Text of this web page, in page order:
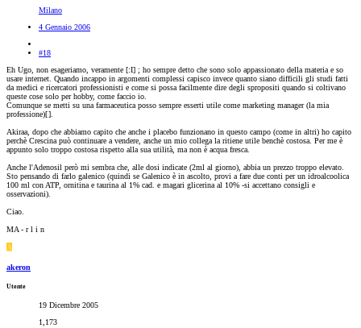
Milano
4 Gennaio 2006
#18
Eh Ugo, non esageriamo, veramente [:I] ; ho sempre detto che sono solo appassionato della materia e so
usare internet. Quando incappo in argomenti complessi capisco invece quanto siano difficili gli studi fatti
da medici e ricercatori professionisti e come si possa facilmente dire degli spropositi quando si coltivano
queste cose solo per hobby, come faccio io.
Comunque se metti su una farmaceutica posso sempre esserti utile come marketing manager (la mia
professione)[].
Akiraa, dopo che abbiamo capito che anche i placebo funzionano in questo campo (come in altri) ho capito
perchè Crescina può continuare a vendere, anche un mio collega la ritiene utile benchè costosa. Per me è
appunto solo troppo costosa rispetto alla sua utilità, ma non è acqua fresca.
Anche l'Adenosil però mi sembra che, alle dosi indicate (2ml al giorno), abbia un prezzo troppo elevato.
Sto pensando di farlo galenico (quindi se Galenico è in ascolto, provi a fare due conti per un idroalcoolica
100 ml con ATP, ornitina e taurina al 1% cad. e magari glicerina al 10% -si accettano consigli e
osservazioni).
Ciao.
MA - r l i n
A
akeron
Utente
19 Dicembre 2005
1,173